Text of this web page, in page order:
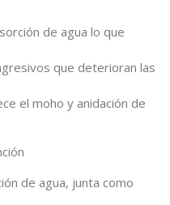
de agua lo que
que deterioran las
el moho y anidación de
de agua, junta como